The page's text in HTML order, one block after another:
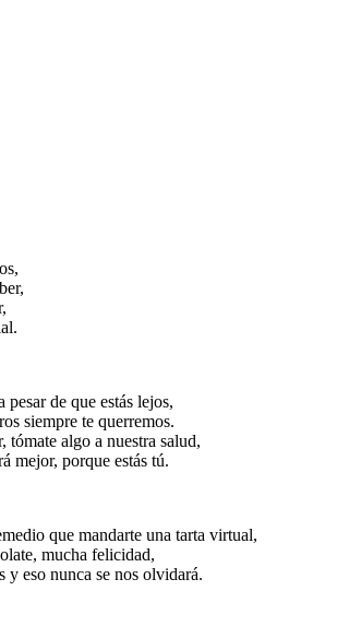
de que estás lejos,
siempre te querremos.
tómate algo a nuestra salud,
mejor, porque estás tú.
que mandarte una tarta virtual,
mucha felicidad,
y eso nunca se nos olvidará.